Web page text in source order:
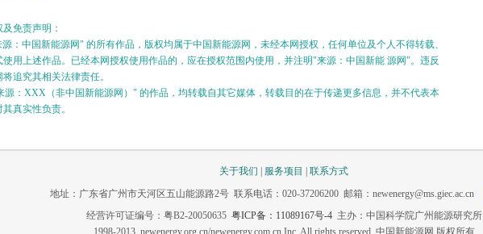
免责声明：
：中国新能源网" 的所有作品，版权均属于中国新能源网，未经本网授权，任何单位及个人不得转载、
用上述作品。已经本网授权使用作品的，应在授权范围内使用，并注明"来源：中国新能 源网"。违反
追究其相关法律责任。
源：XXX（非中国新能源网）" 的作品，均转载自其它媒体，转载目的在于传递更多信息，并不代表本
真实性负责。
关于我们 服务项目
联系方式
地址：广东省广州市天河区五山能源路2号 联系电话：020-37206200 邮箱：newenergy@ms.giec.ac.cn
经营许可证编号：粤B2-20050635 粤ICP备：11089167号-4主办：中国科学院广州能源研究所
1998-2013 newenergy.org.cn/newenergy.com.cn Inc. All rights reserved. 中国新能源网 版权所有